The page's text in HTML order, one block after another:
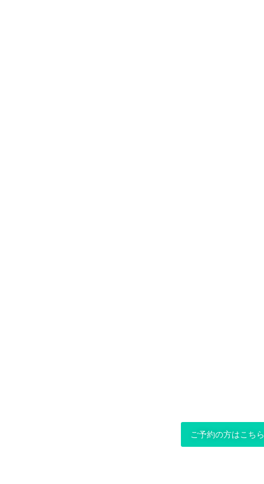
ご予約の方はこちら